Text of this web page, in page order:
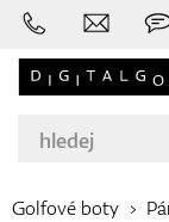
Golfové boty